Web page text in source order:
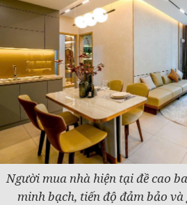
Người mua nhà hiện tại đề cao
minh bạch, tiến độ đảm bảo